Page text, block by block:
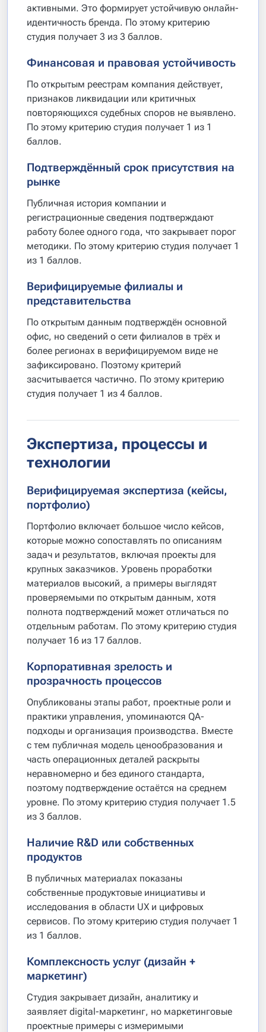
активными. Это формирует устойчивую онлайн-
идентичность бренда. По этому критерию
студия получает 3 из 3 баллов.
Финансовая и правовая устойчивость
По открытым реестрам компания действует,
признаков ликвидации или критичных
повторяющихся судебных споров не выявлено.
По этому критерию студия получает 1 из 1
баллов.
Подтверждённый срок присутствия на
рынке
Публичная история компании и
регистрационные сведения подтверждают
работу более одного года, что закрывает порог
методики. По этому критерию студия получает 1
из 1 баллов.
Верифицируемые филиалы и
представительства
По открытым данным подтверждён основной
офис, но сведений о сети филиалов в трёх и
более регионах в верифицируемом виде не
зафиксировано. Поэтому критерий
засчитывается частично. По этому критерию
студия получает 1 из 4 баллов.
Экспертиза, процессы и
технологии
Верифицируемая экспертиза (кейсы,
портфолио)
Портфолио включает большое число кейсов,
которые можно сопоставлять по описаниям
задач и результатов, включая проекты для
крупных заказчиков. Уровень проработки
материалов высокий, а примеры выглядят
проверяемыми по открытым данным, хотя
полнота подтверждений может отличаться по
отдельным работам. По этому критерию студия
получает 16 из 17 баллов.
Корпоративная зрелость и
прозрачность процессов
Опубликованы этапы работ, проектные роли и
практики управления, упоминаются QA-
подходы и организация производства. Вместе
с тем публичная модель ценообразования и
часть операционных деталей раскрыты
неравномерно и без единого стандарта,
поэтому подтверждение остаётся на среднем
уровне. По этому критерию студия получает 1.5
из 3 баллов.
Наличие R&D или собственных
продуктов
В публичных материалах показаны
собственные продуктовые инициативы и
исследования в области UX и цифровых
сервисов. По этому критерию студия получает 1
из 1 баллов.
Комплексность услуг (дизайн +
маркетинг)
Студия закрывает дизайн, аналитику и
заявляет digital-маркетинг, но маркетинговые
проектные примеры с измеримыми